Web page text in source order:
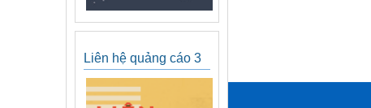
Liên hệ quảng cáo 3